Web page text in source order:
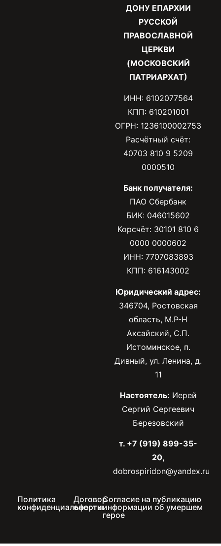
ДОНУ ЕПАРХИИ
РУССКОЙ
ПРАВОСЛАВНОЙ
ЦЕРКВИ
(МОСКОВСКИЙ
ПАТРИАРХАТ)
ИНН: 6102077564
КПП: 610201001
ОГРН: 1236100002753
Расчётный счёт:
40703 810 9 5209
0000510
Банк получателя:
ПАО Сбербанк
БИК: 046015602
Корсчёт: 30101 810 6
0000 0000602
ИНН: 7707083893
КПП: 616143002
Юридический адрес:
346704, Ростовская
область, М.Р-Н
Аксайский, С.П.
Истоминское, п.
Дивный, ул. Ленина, д.
11
Настоятель: Иерей
Сергий Сергеевич
Березовский
т. +7 (919) 899-35-
20,
dobrospiridon@yandex.ru
Политика
конфиденциальности
Договор
оферты
Согласие на публикацию
информации об умершем
герое